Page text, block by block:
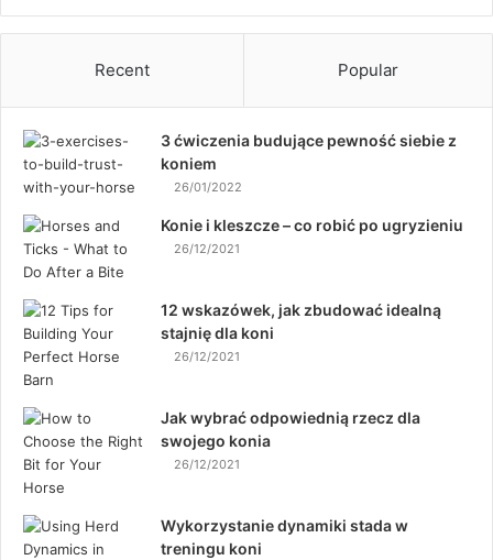
Recent Popular
3 ćwiczenia budujące pewność siebie z
koniem
26/01/2022
Konie i kleszcze – co robić po ugryzieniu
26/12/2021
12 wskazówek, jak zbudować idealną
stajnię dla koni
26/12/2021
Jak wybrać odpowiednią rzecz dla
swojego konia
26/12/2021
Wykorzystanie dynamiki stada w
treningu koni